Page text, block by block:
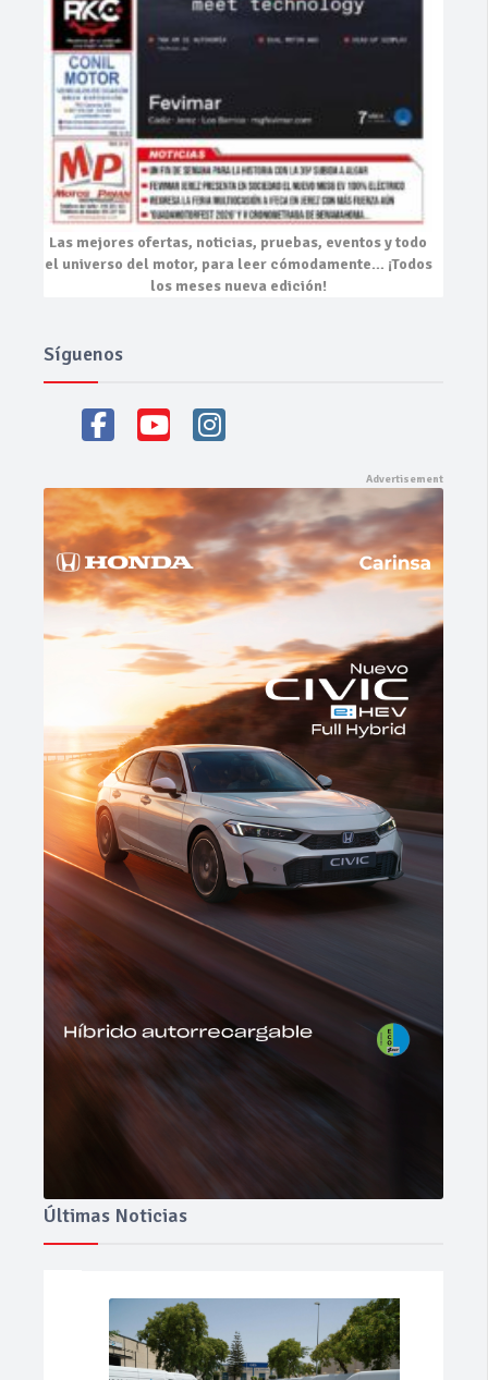
Las mejores ofertas, noticias, pruebas, eventosy todo
el universo del motor, para leer cómodamente… ¡Todos
los meses nueva edición!
Síguenos
Últimas Noticias